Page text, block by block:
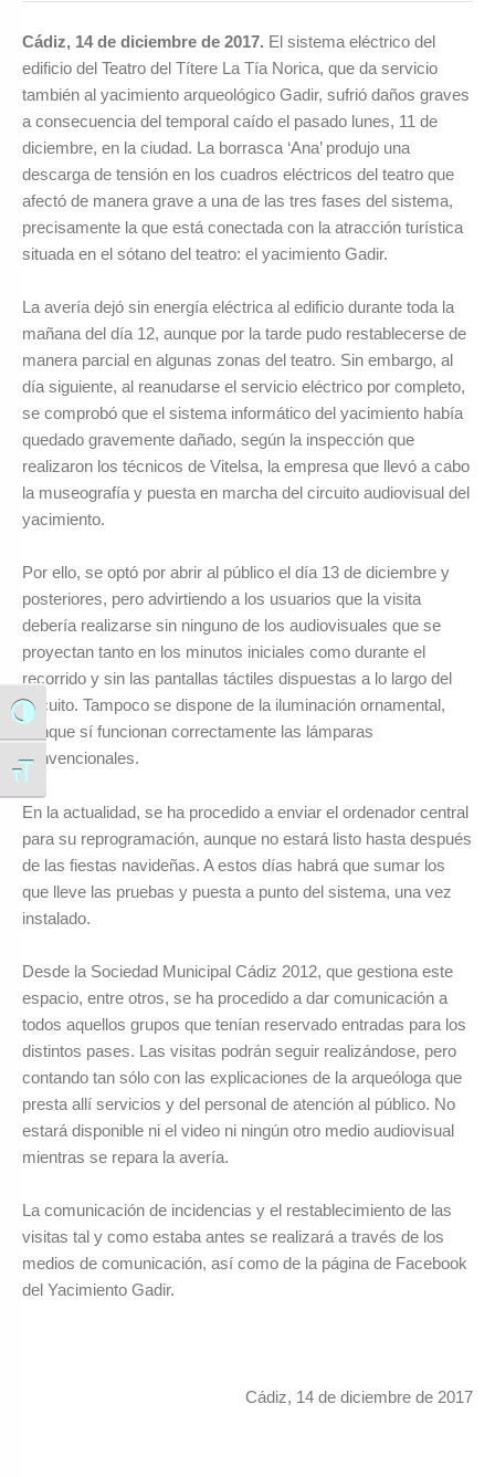
Alternar alto contraste
Alternar tamaño de letra
Cádiz, 14 de diciembre de 2017. El sistema eléctrico del
edificio del Teatro del Títere La Tía Norica, que da servicio
también al yacimiento arqueológico Gadir, sufrió daños graves
a consecuencia del temporal caído el pasado lunes, 11 de
diciembre, en la ciudad. La borrasca ‘Ana’ produjo una
descarga de tensión en los cuadros eléctricos del teatro que
afectó de manera grave a una de las tres fases del sistema,
precisamente la que está conectada con la atracción turística
situada en el sótano del teatro: el yacimiento Gadir.
La avería dejó sin energía eléctrica al edificio durante toda la
mañana del día 12, aunque por la tarde pudo restablecerse de
manera parcial en algunas zonas del teatro. Sin embargo, al
día siguiente, al reanudarse el servicio eléctrico por completo,
se comprobó que el sistema informático del yacimiento había
quedado gravemente dañado, según la inspección que
realizaron los técnicos de Vitelsa, la empresa que llevó a cabo
la museografía y puesta en marcha del circuito audiovisual del
yacimiento.
Por ello, se optó por abrir al público el día 13 de diciembre y
posteriores, pero advirtiendo a los usuarios que la visita
debería realizarse sin ninguno de los audiovisuales que se
proyectan tanto en los minutos iniciales como durante el
recorrido y sin las pantallas táctiles dispuestas a lo largo del
circuito. Tampoco se dispone de la iluminación ornamental,
aunque sí funcionan correctamente las lámparas
convencionales.
En la actualidad, se ha procedido a enviar el ordenador central
para su reprogramación, aunque no estará listo hasta después
de las fiestas navideñas. A estos días habrá que sumar los
que lleve las pruebas y puesta a punto del sistema, una vez
instalado.
Desde la Sociedad Municipal Cádiz 2012, que gestiona este
espacio, entre otros, se ha procedido a dar comunicación a
todos aquellos grupos que tenían reservado entradas para los
distintos pases. Las visitas podrán seguir realizándose, pero
contando tan sólo con las explicaciones de la arqueóloga que
presta allí servicios y del personal de atención al público. No
estará disponible ni el video ni ningún otro medio audiovisual
mientras se repara la avería.
La comunicación de incidencias y el restablecimiento de las
visitas tal y como estaba antes se realizará a través de los
medios de comunicación, así como de la página de Facebook
del Yacimiento Gadir.
Cádiz, 14 de diciembre de 2017